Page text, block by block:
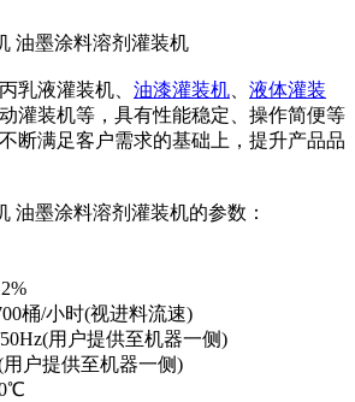
油墨涂料溶剂灌装机
乳液灌装机、 油漆灌装机
液体灌装
灌装机等，具有性能稳定、操作简便等
断满足客户需求的基础上，提升产品品
油墨涂料溶剂灌装机的参数：
桶/小时(视进料流速)
用户提供至机器一侧)
户提供至机器一侧)